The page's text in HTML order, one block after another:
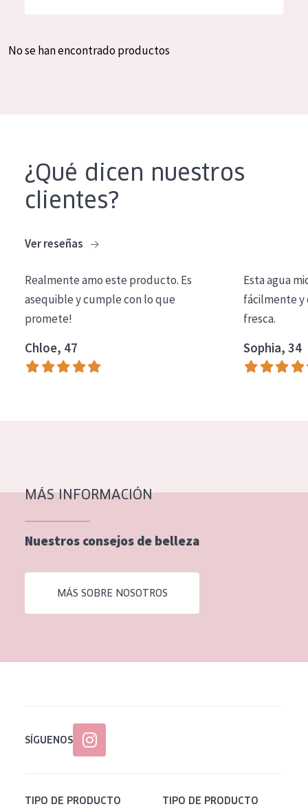
Crema de día
Crema de noche
Limpieza
COLECCIÓN
Essentials
Lift+
Piel normal y seca
Piel mixata o grasa
Piel madura
Piel expuesta al sol
Piel menopáusica
Todas las edades
Spanish
No se han encontrado productos
¿Qué dicen nuestros
clientes?
Ver reseñas
Realmente amo este producto. Es
asequible y cumple con lo que
promete!
Chloe, 47
Esta agua
fácilmente y
fresca.
Sophia, 34
MÁS INFORMACIÓN
Nuestros consejos de belleza
MÁS SOBRE NOSOTROS
SÍGUENOS
TIPO DE PRODUCTO TIPO DE PRODUCTO